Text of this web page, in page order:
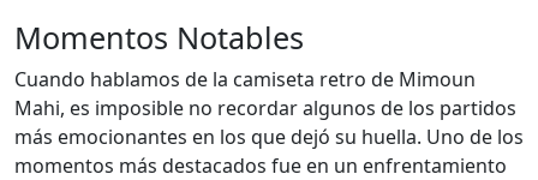
Momentos Notables
Cuando hablamos de la camiseta retro de Mimoun
Mahi, es imposible no recordar algunos de los partidos
más emocionantes en los que dejó su huella. Uno de los
momentos más destacados fue en un enfrentamiento